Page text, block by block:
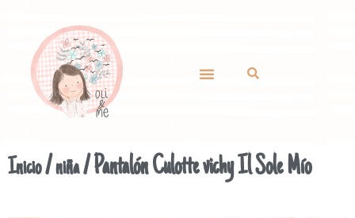
Inicio/niña/ Pantalón Culotte vichy Il Sole Mío